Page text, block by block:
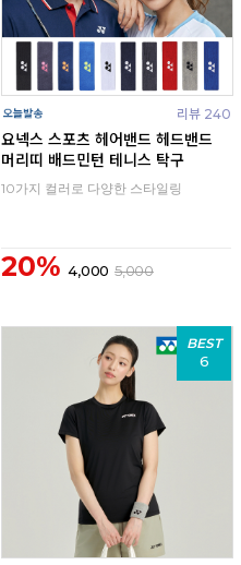
리뷰 240
요넥스 스포츠 헤어밴드 헤드밴드
머리띠 배드민턴 테니스 탁구
10가지 컬러로 다양한 스타일링
20% 4,000 5,000
BEST
6